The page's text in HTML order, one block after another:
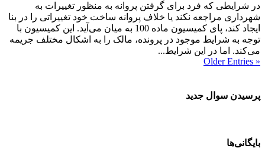
در شرایطی که فرد برای گرفتن پروانه به منظور تغییرات به
شهرداری مراجعه نکند یا خلاف پروانه ساخت خود تغییراتی را در بنا
ایجاد کند، پای کمیسیون ماده 100 به میان می‌آید. این کمیسیون با
توجه به شرایط موجود در پرونده، مالک را به اشکال مختلف جریمه
می‌کند. اما در این شرایط...
« Older Entries
پرسیدن سوال جدید
بایگانی‌ها